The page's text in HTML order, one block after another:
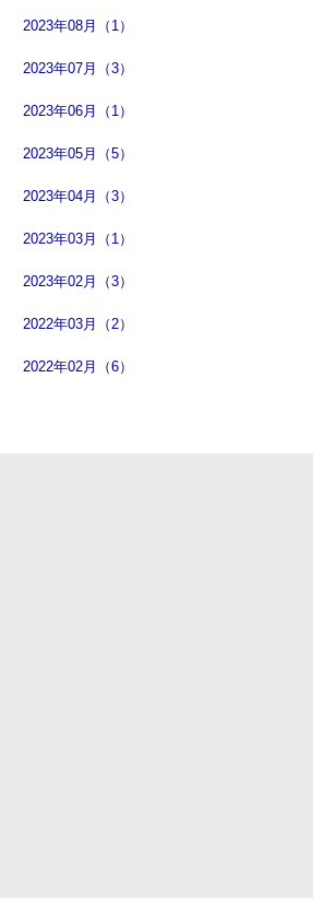
2023年08月（1）
2023年07月（3）
2023年06月（1）
2023年05月（5）
2023年04月（3）
2023年03月（1）
2023年02月（3）
2022年03月（2）
2022年02月（6）